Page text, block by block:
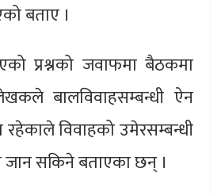
बताए ।
प्रश्नको जवाफमा बैठकमा
बालविवाहसम्बन्धी ऐन
विवाहको उमेरसम्बन्धी
जान सकिने बताएका छन् ।